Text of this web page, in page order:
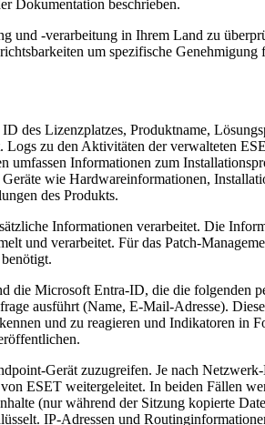
Dokumentation beschrieben.
und -verarbeitung in Ihrem Land zu
um spezifische Genehmigung
des Lizenzplatzes, Produktname,
zu den Aktivitäten der verwalteten
umfassen Informationen zum
wie Hardwareinformationen,
des Produkts.
Informationen verarbeitet. Die
und verarbeitet. Für das Patch-
Microsoft Entra-ID, die die folgenden
ausführt (Name, E-Mail-Adresse).
und zu reagieren und Indikatoren in
Gerät zuzugreifen. Je nach
ESET weitergeleitet. In beiden Fällen
(nur während der Sitzung kopierte
IP-Adressen und